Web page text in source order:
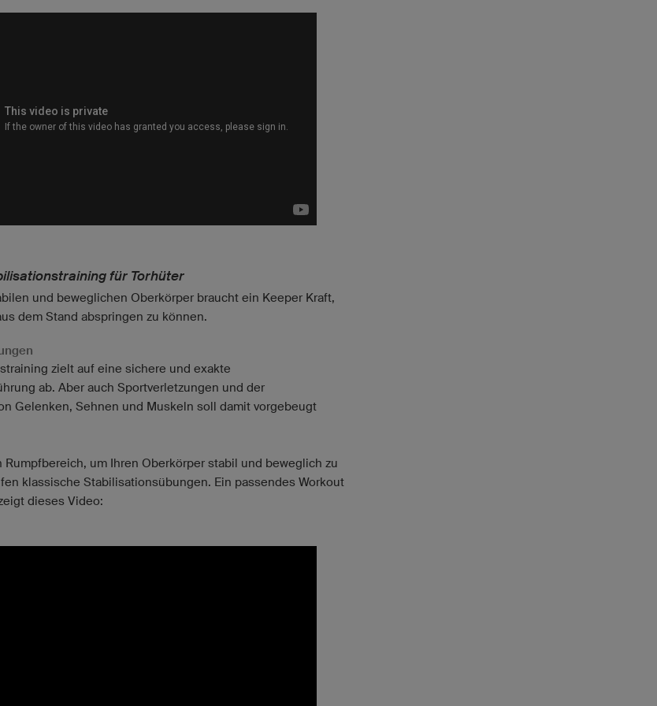
für Torhüter
und beweglichen Oberkörper braucht ein Keeper Kraft,
dem Stand abspringen zu können.
zielt auf eine sichere und exakte
ab. Aber auch Sportverletzungen und der
Gelenken, Sehnen und Muskeln soll damit vorgebeugt
Rumpfbereich, um Ihren Oberkörper stabil und beweglich zu
klassische Stabilisationsübungen. Ein passendes Workout
dieses Video: